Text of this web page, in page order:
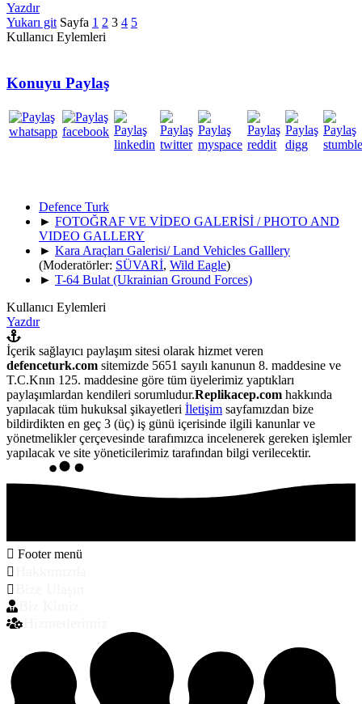
Yazdır
Yukarı git Sayfa 1 2 3 4 5
Kullanıcı Eylemleri
Konuyu Paylaş
Defence Turk
► FOTOĞRAF VE VİDEO GALERİSİ / PHOTO AND
VIDEO GALLERY
► Kara Araçları Galerisi/ Land Vehicles Galllery
(Moderatörler: SÜVARİ, Wild Eagle)
► T-64 Bulat (Ukrainian Ground Forces)
Kullanıcı Eylemleri
Yazdır
İçerik sağlayıcı paylaşım sitesi olarak hizmet veren
defenceturk.com sitemizde 5651 sayılı kanunun 8. maddesine ve
T.C.Knın 125. maddesine göre tüm üyelerimiz yaptıkları
paylaşımlardan kendileri sorumludur.Replikacep.com hakkında
yapılacak tüm hukuksal şikayetleri İletişim sayfamızdan bize
bildirdikten en geç 3 (üç) iş günü içerisinde ilgili kanunlar ve
yönetmelikler çerçevesinde tarafımızca incelenerek gereken işlemler
yapılacak ve site yöneticilerimiz tarafından bilgi verilecektir.
Footer menü